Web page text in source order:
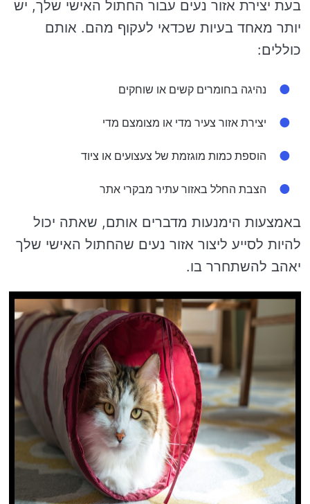
בעת יצירת אזור נעים עבור החתול האישי שלך, יש
יותר מאחד בעיות שכדאי לעקוף מהם. אותם
כוללים:
נהיגה בחומרים קשים או שוחקים
יצירת אזור צעיר מדי או מצומצם מדי
הוספת כמות מוגזמת של צעצועים או ציוד
הצבת החלל באזור עתיר מבקרי אתר
באמצעות הימנעות מדברים אותם, שאתה יכול
להיות לסייע ליצור אזור נעים שהחתול האישי שלך
יאהב להשתחרר בו.